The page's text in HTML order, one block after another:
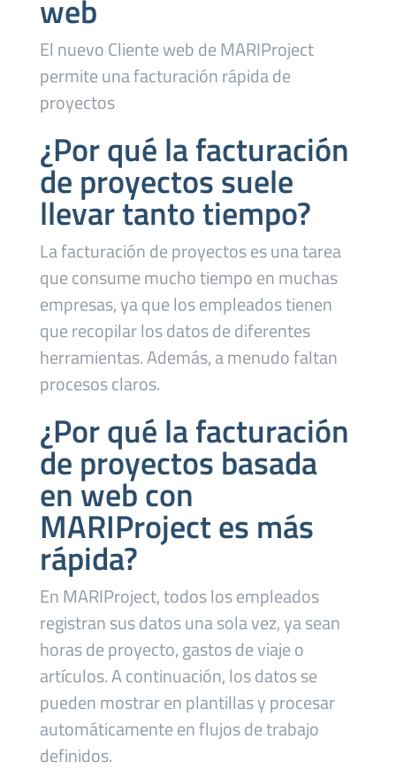
web
El nuevo Cliente web de MARIProject
permite una facturación rápida de
proyectos
¿Por qué la facturación
de proyectos suele
llevar tanto tiempo?
La facturación de proyectos es una tarea
que consume mucho tiempo en muchas
empresas, ya que los empleados tienen
que recopilar los datos de diferentes
herramientas. Además, a menudo faltan
procesos claros.
¿Por qué la facturación
de proyectos basada
en web con
MARIProject es más
rápida?
En MARIProject, todos los empleados
registran sus datos una sola vez, ya sean
horas de proyecto, gastos de viaje o
artículos. A continuación, los datos se
pueden mostrar en plantillas y procesar
automáticamente en flujos de trabajo
definidos.